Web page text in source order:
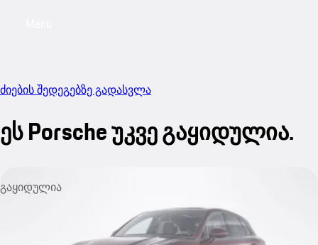
ძიების შედეგებზე გადასვლა
ეს Porsche უკვე გაყიდულია.
გაყიდულია